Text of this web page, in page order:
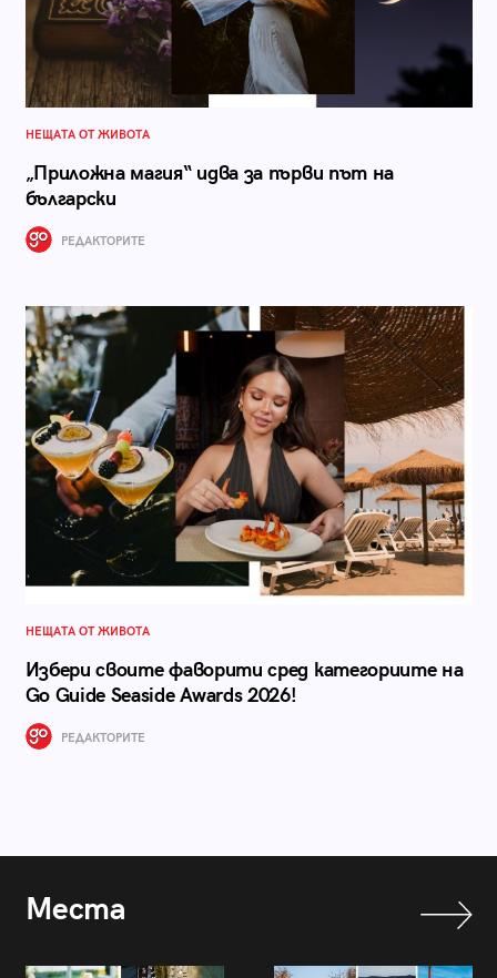
НЕЩАТА ОТ ЖИВОТА
„Приложна магия“ идва за първи път на
български
РЕДАКТОРИТЕ
НЕЩАТА ОТ ЖИВОТА
Избери своите фаворити сред категориите на
Go Guide Seaside Awards 2026!
РЕДАКТОРИТЕ
Места